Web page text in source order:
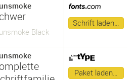
Black
Schrift laden…
Paket laden…